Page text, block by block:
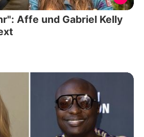
Affe und Gabriel Kelly